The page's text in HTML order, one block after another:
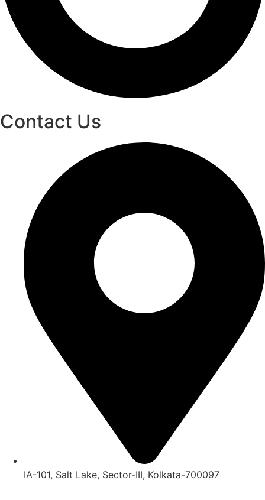
Contact Us
IA-101, Salt Lake, Sector-III, Kolkata-700097